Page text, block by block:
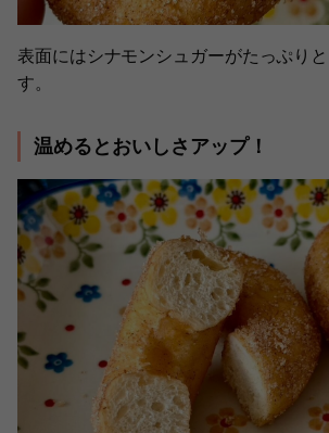
表面にはシナモンシュガーがたっぷり
す。
温めるとおいしさアップ！